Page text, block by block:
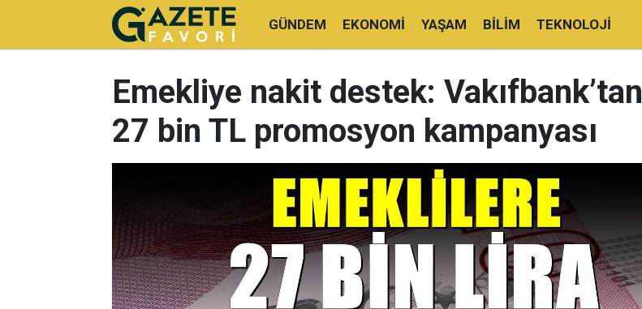
GÜNDEM EKONOMI YAŞAM BILIM TEKNOLOJI
Emekliye nakit destek: Vakıfbank’tan
27 bin TL promosyon kampanyası